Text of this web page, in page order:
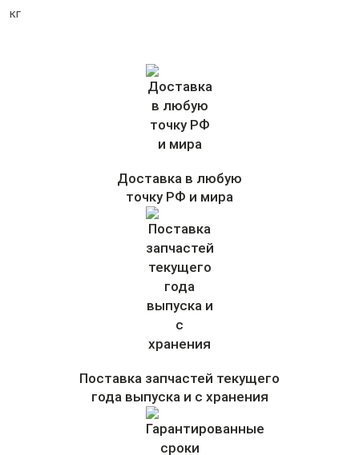
кг
Доставка в любую
точку РФ и мира
Поставка запчастей текущего
года выпуска и с хранения